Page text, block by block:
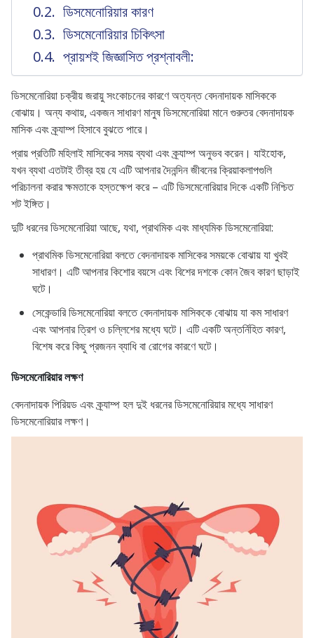
ডিসমেনোরিয়ার কারণ
ডিসমেনোরিয়ার চিকিৎসা
প্রায়শই জিজ্ঞাসিত প্রশ্নাবলী:
ডিসমেনোরিয়া চক্রীয় জরায়ু সংকোচনের কারণে অত্যন্ত বেদনাদায়ক মাসিককে
বোঝায়। অন্য কথায়, একজন সাধারণ মানুষ ডিসমেনোরিয়া মানে গুরুতর বেদনাদায়ক
মাসিক এবং ক্র্যাম্প হিসাবে বুঝতে পারে।
প্রায় প্রতিটি মহিলাই মাসিকের সময় ব্যথা এবং ক্র্যাম্প অনুভব করেন। যাইহোক,
যখন ব্যথা এতটাই তীব্র হয় যে এটি আপনার দৈনন্দিন জীবনের ক্রিয়াকলাপগুলি
পরিচালনা করার ক্ষমতাকে হস্তক্ষেপ করে – এটি ডিসমেনোরিয়ার দিকে একটি নিশ্চিত
শট ইঙ্গিত।
দুটি ধরনের ডিসমেনোরিয়া আছে, যথা, প্রাথমিক এবং মাধ্যমিক ডিসমেনোরিয়া:
প্রাথমিক ডিসমেনোরিয়া বলতে বেদনাদায়ক মাসিকের সময়কে বোঝায় যা খুবই
সাধারণ। এটি আপনার কিশোর বয়সে এবং বিশের দশকে কোন জৈব কারণ ছাড়াই
ঘটে।
সেকেন্ডারি ডিসমেনোরিয়া বলতে বেদনাদায়ক মাসিককে বোঝায় যা কম সাধারণ
এবং আপনার ত্রিশ ও চল্লিশের মধ্যে ঘটে। এটি একটি অন্তর্নিহিত কারণ,
বিশেষ করে কিছু প্রজনন ব্যাধি বা রোগের কারণে ঘটে।
ডিসমেনোরিয়ার লক্ষণ
বেদনাদায়ক পিরিয়ড এবং ক্র্যাম্প হল দুই ধরনের ডিসমেনোরিয়ার মধ্যে সাধারণ
ডিসমেনোরিয়ার লক্ষণ।